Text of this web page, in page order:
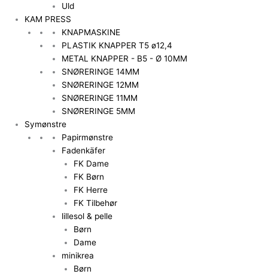
Uld
KAM PRESS
KNAPMASKINE
PLASTIK KNAPPER T5 ø12,4
METAL KNAPPER - B5 - Ø 10MM
SNØRERINGE 14MM
SNØRERINGE 12MM
SNØRERINGE 11MM
SNØRERINGE 5MM
Symønstre
Papirmønstre
Fadenkäfer
FK Dame
FK Børn
FK Herre
FK Tilbehør
lillesol & pelle
Børn
Dame
minikrea
Børn